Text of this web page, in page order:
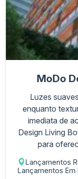
MoDo
Luzes
enquanto
imediata de
Design Living
para
Lançamentos
Lançamentos Em